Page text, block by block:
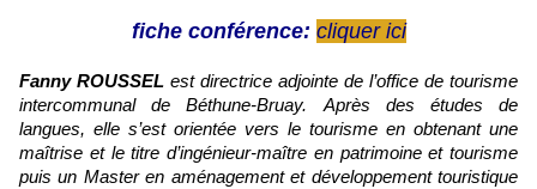
fiche conférence: cliquer ici
Fanny ROUSSEL est directrice adjointe de l’office de tourisme
intercommunal de Béthune-Bruay. Après des études de
langues, elle s’est orientée vers le tourisme en obtenant une
maîtrise et le titre d’ingénieur-maître en patrimoine et tourisme
puis un Master en aménagement et développement touristique